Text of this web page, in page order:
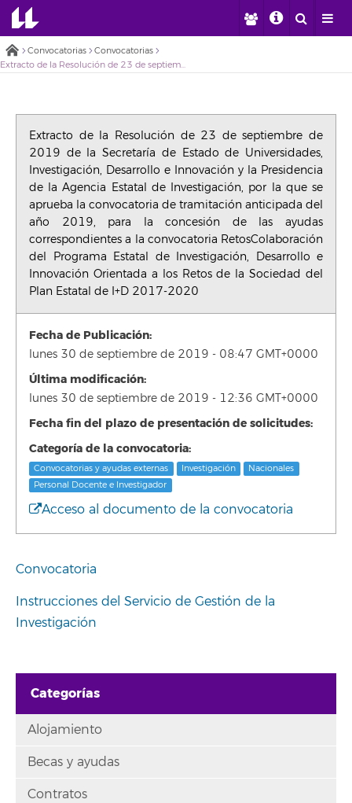
Convocatorias
Convocatorias
Extracto de la Resolución de 23 de septiembre de 2019 de la Secretaría de Estado de Universidades, Investigación, Desarrollo e Innovación y la Presidencia de la Agencia Estatal de Investigación, por la que se aprueba la convocatoria de tramitación anticipada del año 2019, para la concesión de las ayudas correspondientes a la convocatoria RetosColaboración del Programa Estatal de Investigación, Desarrollo e Innovación Orientada a los Retos de la Sociedad del Plan Estatal de I+D 2017-2020
Extracto de la Resolución de 23 de septiembre de
2019 de la Secretaría de Estado de Universidades,
Investigación, Desarrollo e Innovación y la Presidencia
de la Agencia Estatal de Investigación, por la que se
aprueba la convocatoria de tramitación anticipada del
año 2019, para la concesión de las ayudas
correspondientes a la convocatoria RetosColaboración
del Programa Estatal de Investigación, Desarrollo e
Innovación Orientada a los Retos de la Sociedad del
Plan Estatal de I+D 2017-2020
Fecha de Publicación:
lunes 30 de septiembre de 2019 - 08:47 GMT+0000
Última modificación:
lunes 30 de septiembre de 2019 - 12:36 GMT+0000
Fecha fin del plazo de presentación de solicitudes:
Categoría de la convocatoria:
Convocatorias y ayudas externas Investigación
Nacionales
Personal Docente e Investigador
Acceso al documento de la convocatoria
Convocatoria
Instrucciones del Servicio de Gestión de la
Investigación
Categorías
Alojamiento
Becas y ayudas
Contratos